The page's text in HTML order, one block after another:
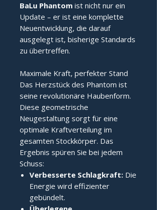
BaLu Phantom ist nicht nur ein
Update – er ist eine komplette
Neuentwicklung, die darauf
ausgelegt ist, bisherige Standards
zu übertreffen.
Maximale Kraft, perfekter Stand
Das Herzstück des Phantom ist
seine revolutionäre Haubenform.
Diese geometrische
Neugestaltung sorgt für eine
optimale Kraftverteilung im
gesamten Stockkörper. Das
Ergebnis spüren Sie bei jedem
Schuss:
Verbesserte Schlagkraft: Die
Energie wird effizienter
gebündelt.